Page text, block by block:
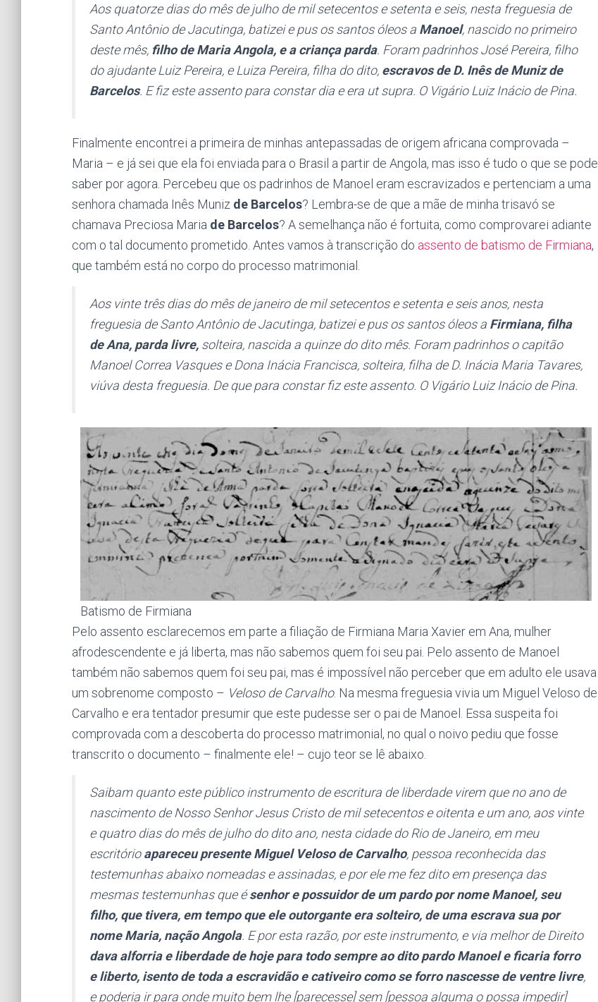
Aos quatorze dias do mês de julho de mil setecentos e setenta e seis, nesta freguesia de
Santo Antônio de Jacutinga, batizei e pus os santos óleos a Manoel, nascido no primeiro
deste mês, filho de Maria Angola, e a criança parda. Foram padrinhos José Pereira, filho
do ajudante Luiz Pereira, e Luiza Pereira, filha do dito, escravos de D. Inês de Muniz de
Barcelos. E fiz este assento para constar dia e era ut supra. O Vigário Luiz Inácio de Pina.
Finalmente encontrei a primeira de minhas antepassadas de origem africana comprovada –
Maria – e já sei que ela foi enviada para o Brasil a partir de Angola, mas isso é tudo o que se pode
saber por agora. Percebeu que os padrinhos de Manoel eram escravizados e pertenciam a uma
senhora chamada Inês Muniz de Barcelos? Lembra-se de que a mãe de minha trisavó se
chamava Preciosa Maria de Barcelos? A semelhança não é fortuita, como comprovarei adiante
com o tal documento prometido. Antes vamos à transcrição do assento de batismo de Firmiana,
que também está no corpo do processo matrimonial.
Aos vinte três dias do mês de janeiro de mil setecentos e setenta e seis anos, nesta
freguesia de Santo Antônio de Jacutinga, batizei e pus os santos óleos a Firmiana, filha
de Ana, parda livre, solteira, nascida a quinze do dito mês. Foram padrinhos o capitão
Manoel Correa Vasques e Dona Inácia Francisca, solteira, filha de D. Inácia Maria Tavares,
viúva desta freguesia. De que para constar fiz este assento. O Vigário Luiz Inácio de Pina.
Batismo de Firmiana
Pelo assento esclarecemos em parte a filiação de Firmiana Maria Xavier em Ana, mulher
afrodescendente e já liberta, mas não sabemos quem foi seu pai. Pelo assento de Manoel
também não sabemos quem foi seu pai, mas é impossível não perceber que em adulto ele usava
um sobrenome composto – Veloso de Carvalho. Na mesma freguesia vivia um Miguel Veloso de
Carvalho e era tentador presumir que este pudesse ser o pai de Manoel. Essa suspeita foi
comprovada com a descoberta do processo matrimonial, no qual o noivo pediu que fosse
transcrito o documento – finalmente ele! – cujo teor se lê abaixo.
Saibam quanto este público instrumento de escritura de liberdade virem que no ano de
nascimento de Nosso Senhor Jesus Cristo de mil setecentos e oitenta e um ano, aos vinte
e quatro dias do mês de julho do dito ano, nesta cidade do Rio de Janeiro, em meu
escritórioapareceu presente Miguel Veloso de Carvalho, pessoa reconhecida das
testemunhas abaixo nomeadas e assinadas, e por ele me fez dito em presença das
mesmas testemunhas que ésenhor e possuidor de um pardo por nome Manoel, seu
filho, que tivera, em tempo que ele outorgante era solteiro, de uma escrava sua por
nome Maria, nação Angola. E por esta razão, por este instrumento, e via melhor de Direito
dava alforria e liberdade de hoje para todo sempre ao dito pardo Manoel e ficaria forro
e liberto, isento de toda a escravidão e cativeiro como se forro nascesse de ventre livre,
e poderia ir para onde muito bem lhe [parecesse] sem [pessoa alguma o possa impedir]